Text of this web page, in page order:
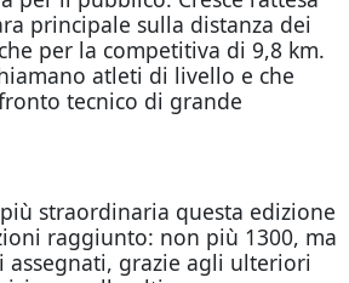
principale sulla distanza dei
per la competitiva di 9,8 km.
atleti di livello e che
tecnico di grande
straordinaria questa edizione
raggiunto: non più 1300, ma
assegnati, grazie agli ulteriori